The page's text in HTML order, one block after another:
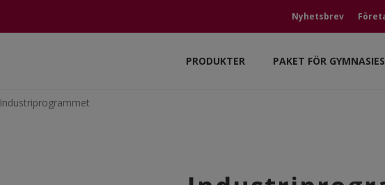
Nyhetsbrev
PRODUKTER PAKET FÖR
Industriprogrammet